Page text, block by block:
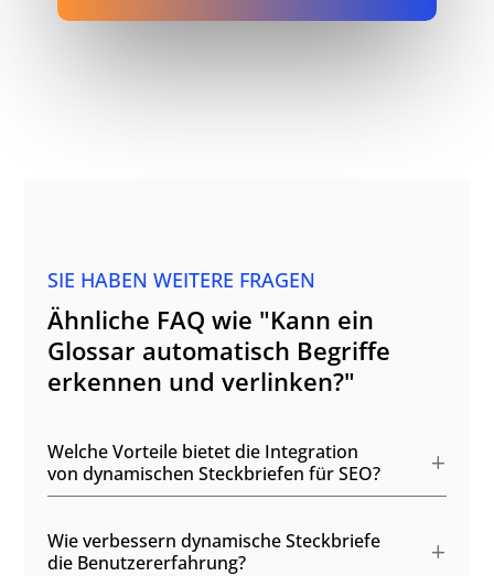
SIE HABEN WEITERE FRAGEN
Ähnliche FAQ wie "Kann ein
Glossar automatisch Begriffe
erkennen und verlinken?"
Welche Vorteile bietet die Integration
von dynamischen Steckbriefen für SEO?
Wie verbessern dynamische Steckbriefe
die Benutzererfahrung?